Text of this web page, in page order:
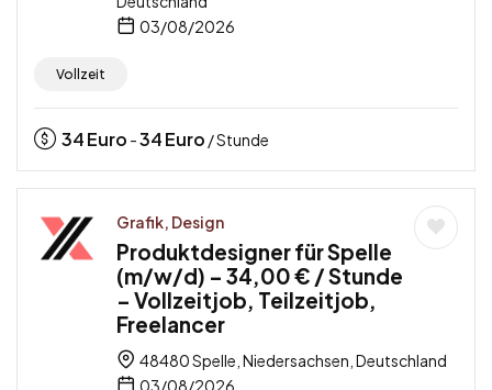
03/08/2026
Vollzeit
34Euro -34Euro / Stunde
Grafik, Design
Produktdesigner für Spelle
(m/w/d) – 34,00 € / Stunde
– Vollzeitjob, Teilzeitjob,
Freelancer
48480 Spelle, Niedersachsen, Deutschland
03/08/2026